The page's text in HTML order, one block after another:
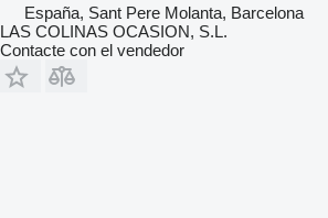
España, Sant Pere Molanta, Barcelona
LAS COLINAS OCASION, S.L.
Contacte con el vendedor